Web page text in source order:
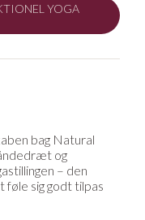
YOGA
bag Natural
og
– den
føle sig godt tilpas